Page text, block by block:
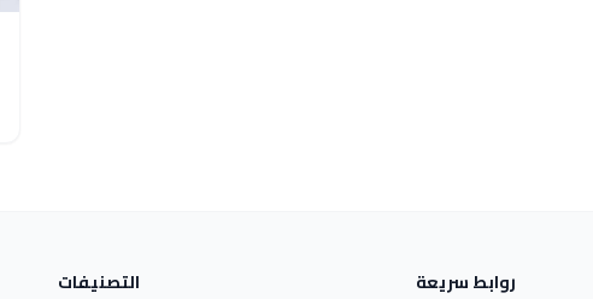
روابط سريعة
التصنيفات